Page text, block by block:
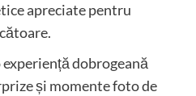
apreciate pentru
dobrogeană
și momente foto de